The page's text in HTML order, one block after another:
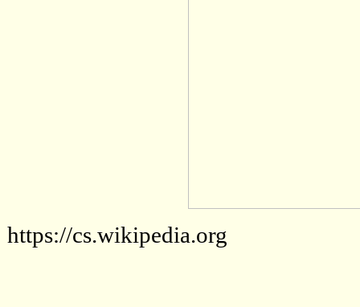
https://cs.wikipedia.org